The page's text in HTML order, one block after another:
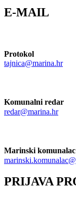
E-MAIL
Protokol
tajnica@marina.hr
Komunalni redar
redar@marina.hr
Marinski komunalac
PRIJAVA